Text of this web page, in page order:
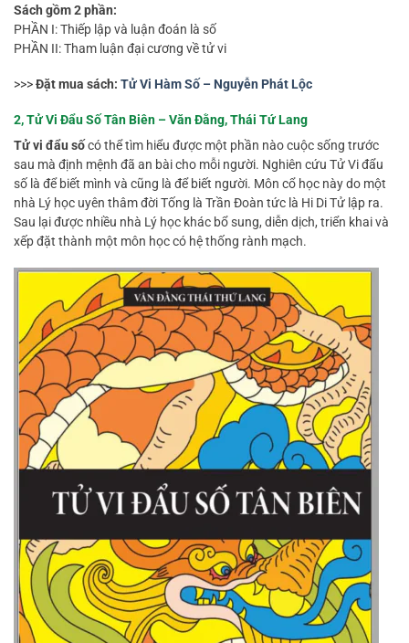
Sách gồm 2 phần:
PHẦN I: Thiếp lập và luận đoán là số
PHẦN II: Tham luận đại cương về tử vi
>>>Đặt mua sách: Tử Vi Hàm Số – Nguyễn Phát Lộc
2, Tử Vi Đẩu Số Tân Biên – Văn Đằng, Thái Tứ Lang
Tử vi đẩu sốcó thể tìm hiểu được một phần nào cuộc sống trước
sau mà định mệnh đã an bài cho mỗi người. Nghiên cứu Tử Vi đẩu
số là để biết mình và cũng là để biết người. Môn cổ học này do một
nhà Lý học uyên thâm đời Tống là Trần Đoàn tức là Hi Di Tử lập ra.
Sau lại được nhiều nhà Lý học khác bổ sung, diễn dịch, triển khai và
xếp đặt thành một môn học có hệ thống rành mạch.